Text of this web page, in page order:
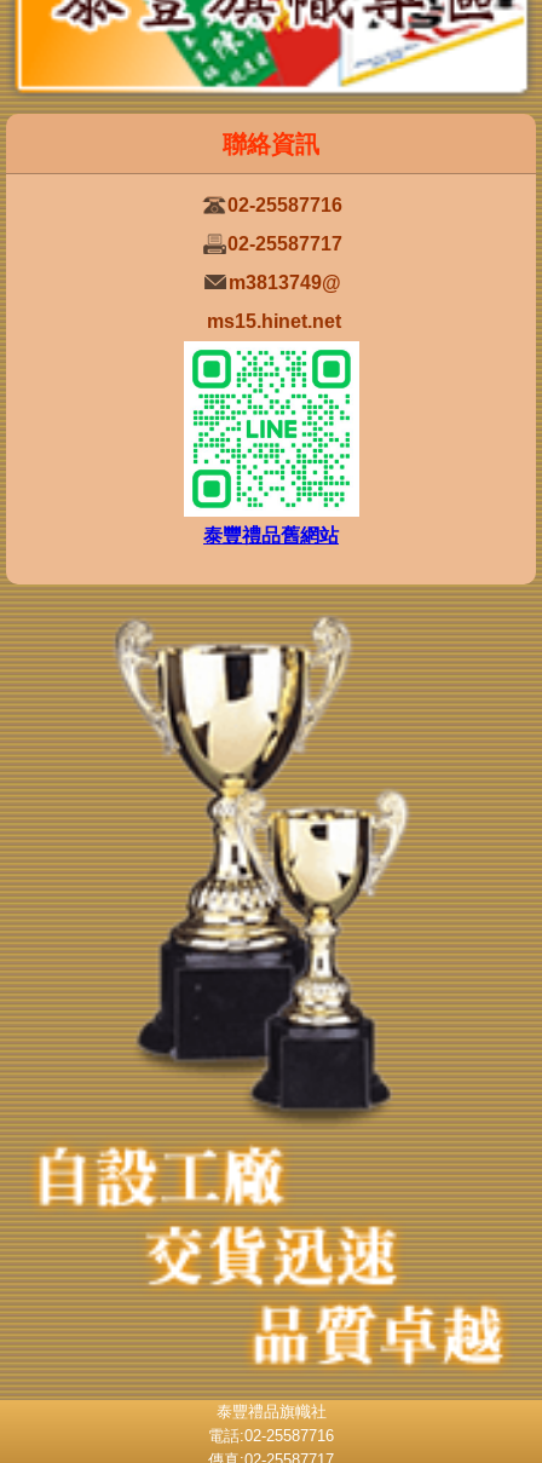
02-25587716
02-25587717
m3813749@
ms15.hinet.net
泰豐禮品舊網站
泰豐禮品旗幟社
電話:02-25587716